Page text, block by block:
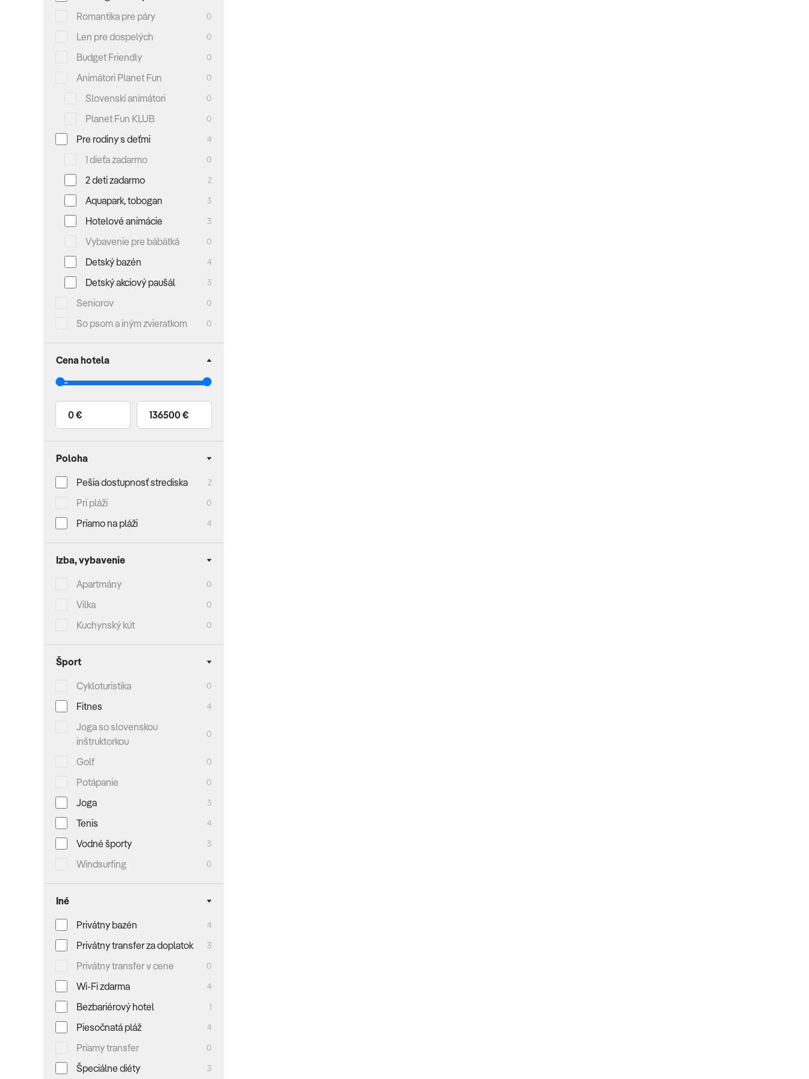
Romantika pre páry 0
Len pre dospelých 0
Budget Friendly 0
Animátori Planet Fun 0
Slovenskí animátori 0
Planet Fun KLUB 0
Pre rodiny s deťmi 4
1 dieťa zadarmo 0
2 deti zadarmo 2
Aquapark, tobogan 3
Hotelové animácie 3
Vybavenie pre bábätká 0
Detský bazén 4
Detský akciový paušál 3
Seniorov 0
So psom a iným zvieratkom 0
Cena hotela
0 € 136500 €
Poloha
Pešia dostupnosť strediska
2
Pri pláži 0
Priamo na pláži 4
Izba, vybavenie
Apartmány
0
Vilka 0
Kuchynský kút 0
Šport
Cykloturistika
0
Fitnes 4
Joga so slovenskou
inštruktorkou
0
Golf 0
Potápanie 0
Joga 3
Tenis 4
Vodné športy 3
Windsurfing 0
Iné
Privátny bazén
4
Privátny transfer za doplatok 3
Privátny transfer v cene 0
Wi-Fi zdarma 4
Bezbariérový hotel 1
Piesočnatá pláž 4
Priamy transfer 0
Špeciálne diéty 3